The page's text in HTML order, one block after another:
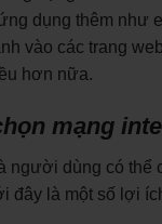
dụng thêm như
vào các trang
hơn nữa.
mạng
người dùng có thể
đây là một số lợi